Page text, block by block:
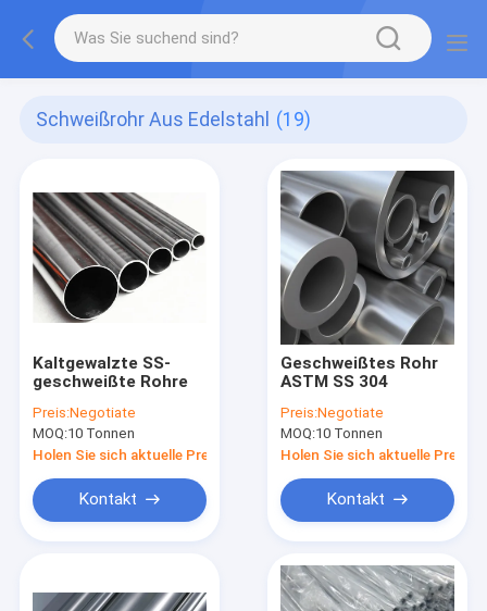
Schweißrohr Aus Edelstahl (19)
Kaltgewalzte SS-
geschweißte Rohre
Preis:Negotiate
MOQ:10 Tonnen
Holen Sie sich aktuelle Preis
Kontakt
Geschweißtes Rohr
ASTM SS 304
Preis:Negotiate
MOQ:10 Tonnen
Holen Sie sich aktuelle Preis
Kontakt